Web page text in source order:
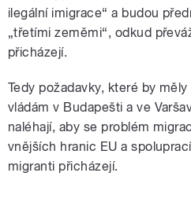
ilegální imigrace“ a budou
„třetími zeměmi“, odkud
přicházejí.
Tedy požadavky, které by
vládám v Budapešti a ve
naléhají, aby se problém
vnějších hranic EU a
migranti přicházejí.